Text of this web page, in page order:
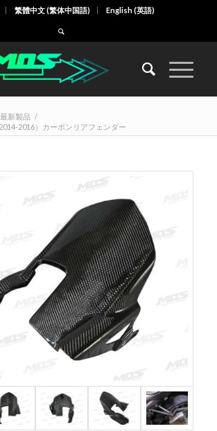
繁體中文(繁体中国語) English(英語)
最新製品 /
2016）カーボンリアフェンダー